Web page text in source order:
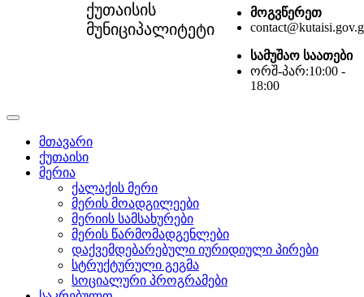
ქუთაისის
მუნიციპალიტეტი
მოგვწერეთ
სამუშაო საათები
ორშ-პარ:10:00 -
18:00
მთავარი
ქუთაისი
მერია
ქალაქის მერი
მერის მოადგილეები
მერიის სამსახურები
მერის წარმომადგენლები
დაქვემდებარებული იურიდიული პირები
სტრუქტურული გეგმა
სოციალური პროგრამები